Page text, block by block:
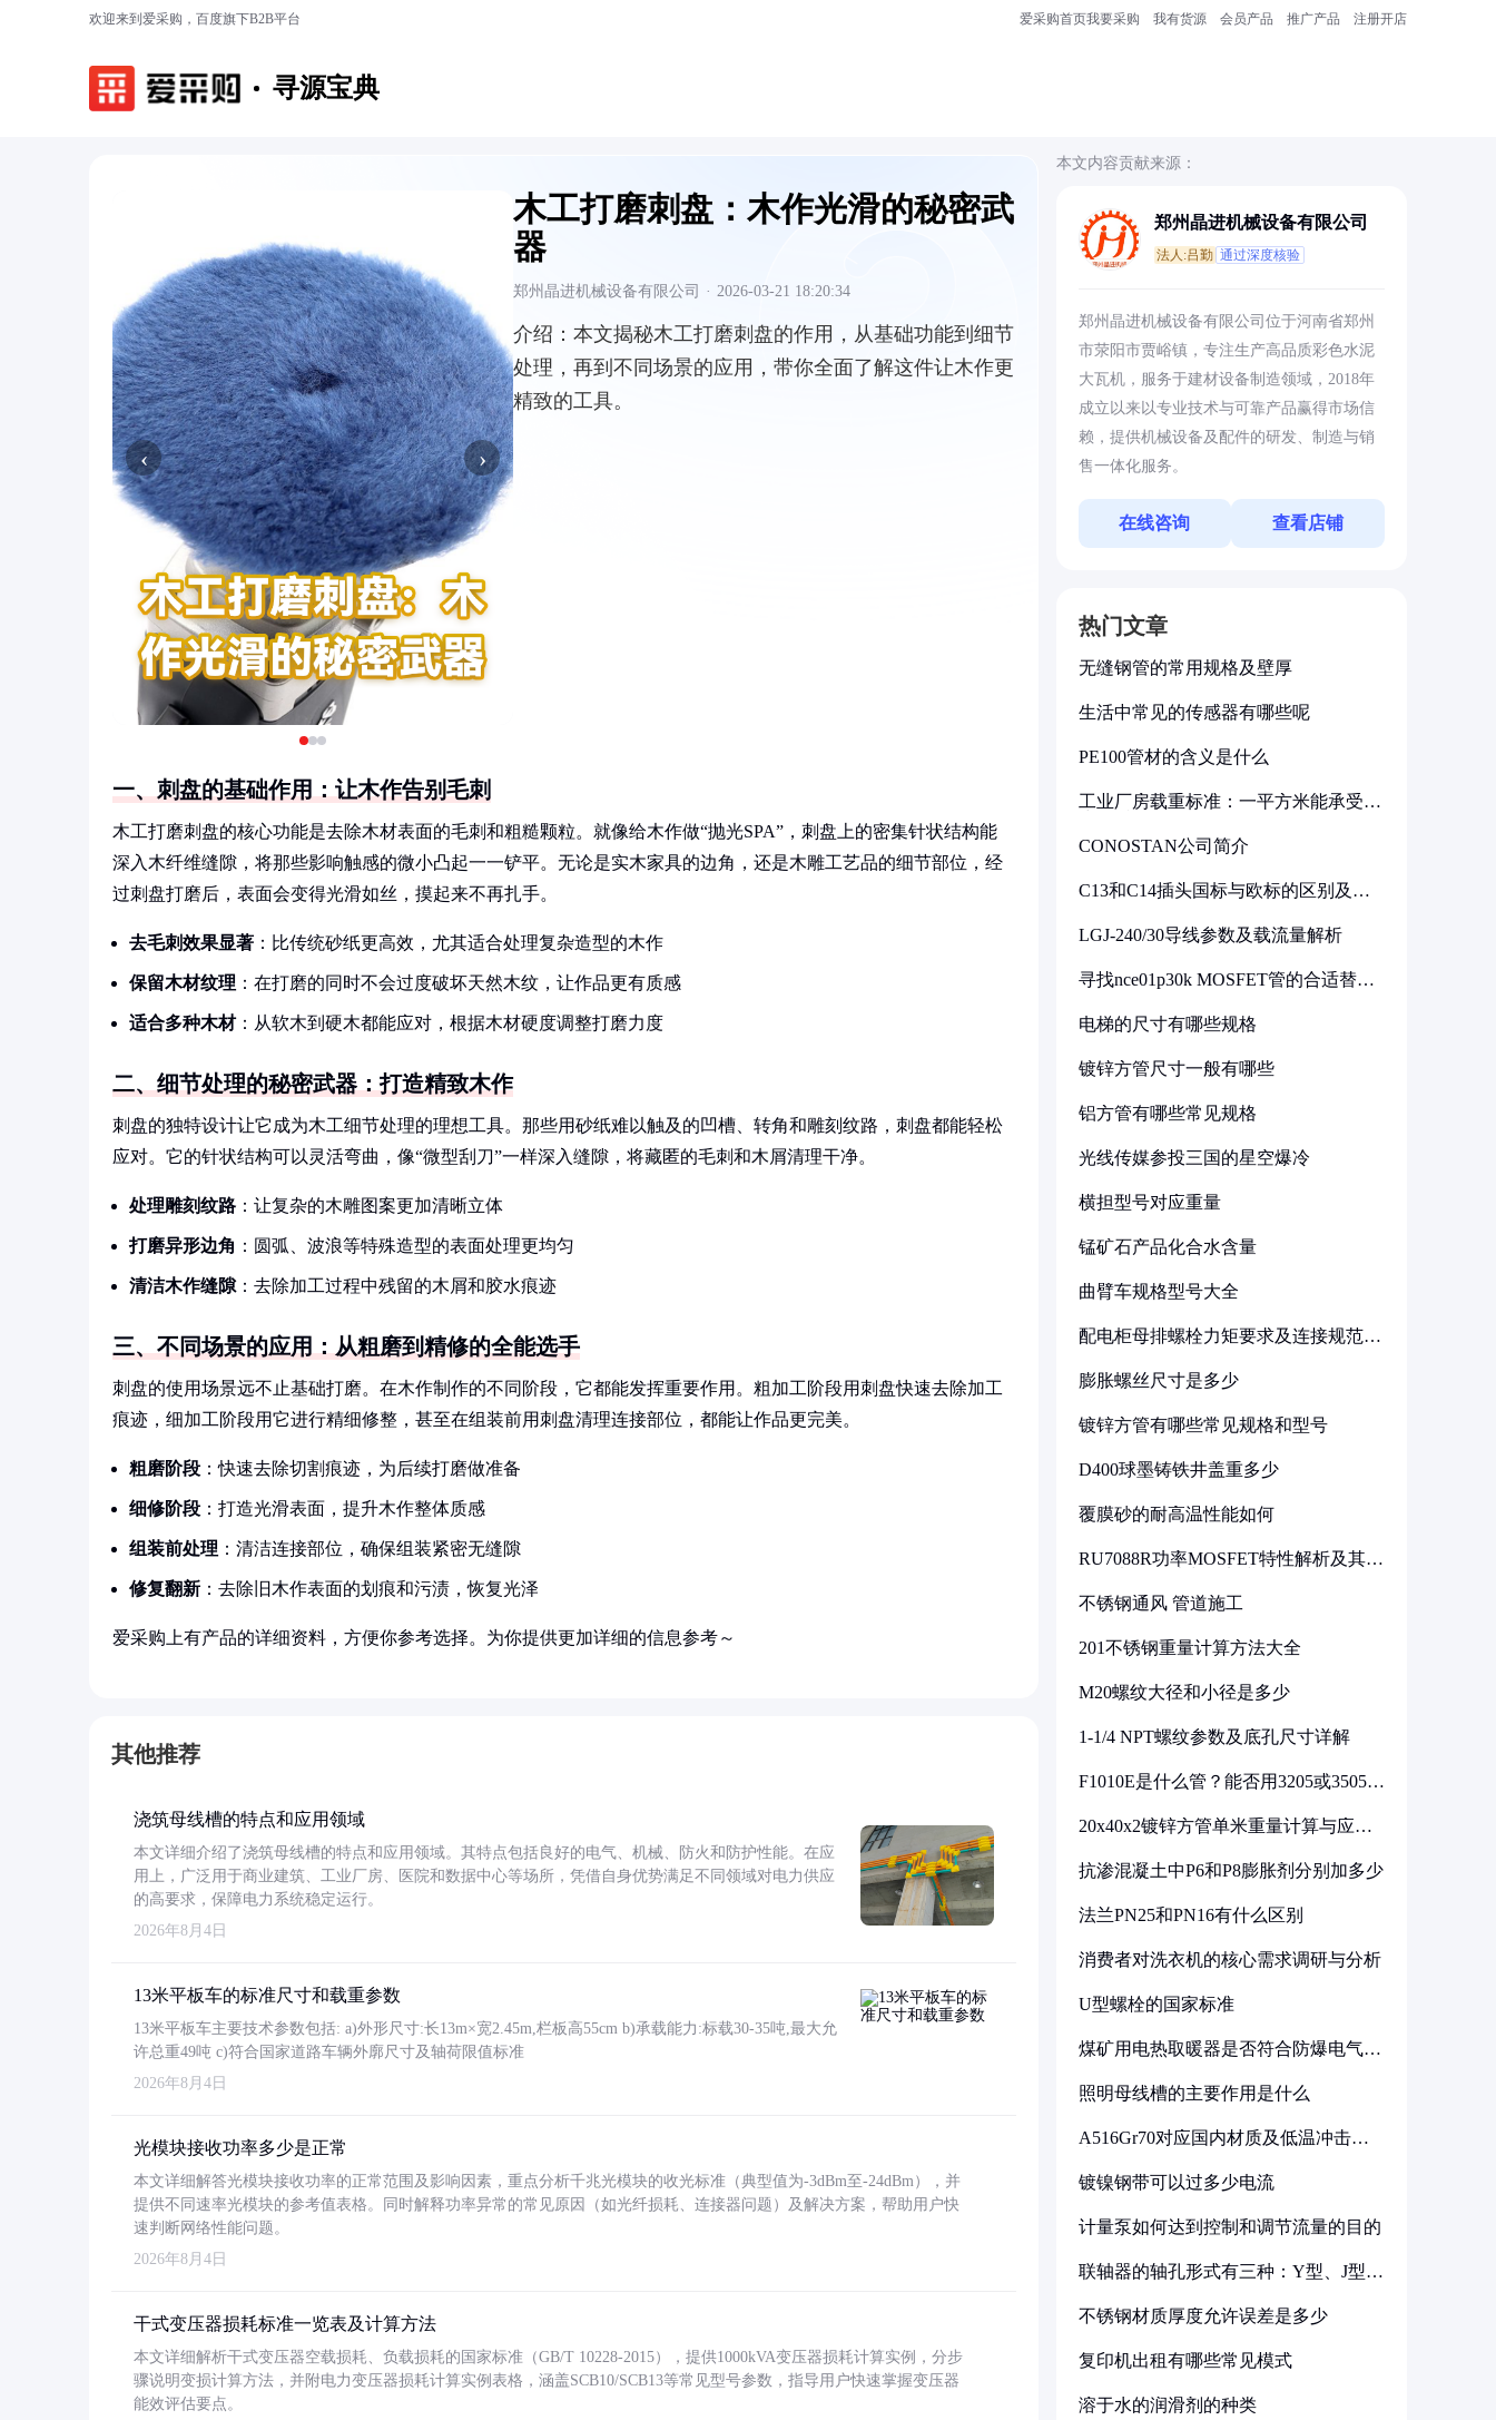
欢迎来到爱采购，百度旗下B2B平台 爱采购首页我要采购 我有货源 会员产品 推广产品 注册开店
寻源宝典
‹ ›
木工打磨刺盘：木作光滑的秘密武
器
郑州晶进机械设备有限公司 · 2026-03-21 18:20:34
介绍： 本文揭秘木工打磨刺盘的作用，从基础功能到细节
处理，再到不同场景的应用，带你全面了解这件让木作更
精致的工具。
一、刺盘的基础作用：让木作告别毛刺
木工打磨刺盘的核心功能是去除木材表面的毛刺和粗糙颗粒。就像给木作做“抛光SPA”，刺盘上的密集针状结构能
深入木纤维缝隙，将那些影响触感的微小凸起一一铲平。无论是实木家具的边角，还是木雕工艺品的细节部位，经
过刺盘打磨后，表面会变得光滑如丝，摸起来不再扎手。
去毛刺效果显著 ：比传统砂纸更高效，尤其适合处理复杂造型的木作
保留木材纹理 ：在打磨的同时不会过度破坏天然木纹，让作品更有质感
适合多种木材：从软木到硬木都能应对，根据木材硬度调整打磨力度
二、细节处理的秘密武器：打造精致木作
刺盘的独特设计让它成为木工细节处理的理想工具。那些用砂纸难以触及的凹槽、转角和雕刻纹路，刺盘都能轻松
应对。它的针状结构可以灵活弯曲，像“微型刮刀”一样深入缝隙，将藏匿的毛刺和木屑清理干净。
处理雕刻纹路 ：让复杂的木雕图案更加清晰立体
打磨异形边角 ：圆弧、波浪等特殊造型的表面处理更均匀
清洁木作缝隙：去除加工过程中残留的木屑和胶水痕迹
三、不同场景的应用：从粗磨到精修的全能选手
刺盘的使用场景远不止基础打磨。在木作制作的不同阶段，它都能发挥重要作用。粗加工阶段用刺盘快速去除加工
痕迹，细加工阶段用它进行精细修整，甚至在组装前用刺盘清理连接部位，都能让作品更完美。
粗磨阶段 ：快速去除切割痕迹，为后续打磨做准备
细修阶段 ：打造光滑表面，提升木作整体质感
组装前处理 ：清洁连接部位，确保组装紧密无缝隙
修复翻新 ：去除旧木作表面的划痕和污渍，恢复光泽
爱采购上有产品的详细资料，方便你参考选择。为你提供更加详细的信息参考～
其他推荐
浇筑母线槽的特点和应用领域
本文详细介绍了浇筑母线槽的特点和应用领域。其特点包括良好的电气、机械、防火和防护性能。在应
用上，广泛用于商业建筑、工业厂房、医院和数据中心等场所，凭借自身优势满足不同领域对电力供应
的高要求，保障电力系统稳定运行。
2026年8月4日
13米平板车的标准尺寸和载重参数
13米平板车主要技术参数包括: a)外形尺寸:长13m×宽2.45m,栏板高55cm b)承载能力:标载30-35吨,最大允
许总重49吨 c)符合国家道路车辆外廓尺寸及轴荷限值标准
2026年8月4日
光模块接收功率多少是正常
本文详细解答光模块接收功率的正常范围及影响因素，重点分析千兆光模块的收光标准（典型值为-3dBm至-24dBm），并
提供不同速率光模块的参考值表格。同时解释功率异常的常见原因（如光纤损耗、连接器问题）及解决方案，帮助用户快
速判断网络性能问题。
2026年8月4日
干式变压器损耗标准一览表及计算方法
本文详细解析干式变压器空载损耗、负载损耗的国家标准（GB/T 10228-2015），提供1000kVA变压器损耗计算实例，分步
骤说明变损计算方法，并附电力变压器损耗计算实例表格，涵盖SCB10/SCB13等常见型号参数，指导用户快速掌握变压器
能效评估要点。
本文内容贡献来源：
郑州晶进机械设备有限公司
法人:吕勤 通过深度核验
郑州晶进机械设备有限公司位于河南省郑州
市荥阳市贾峪镇，专注生产高品质彩色水泥
大瓦机，服务于建材设备制造领域，2018年
成立以来以专业技术与可靠产品赢得市场信
赖，提供机械设备及配件的研发、制造与销
售一体化服务。
在线咨询 查看店铺
热门文章
无缝钢管的常用规格及壁厚
生活中常见的传感器有哪些呢
PE100管材的含义是什么
工业厂房载重标准：一平方米能承受多
CONOSTAN公司简介
C13和C14插头国标与欧标的区别及其
LGJ-240/30导线参数及载流量解析
寻找nce01p30k MOSFET管的合适替代
电梯的尺寸有哪些规格
镀锌方管尺寸一般有哪些
铝方管有哪些常见规格
光线传媒参投三国的星空爆冷
横担型号对应重量
锰矿石产品化合水含量
曲臂车规格型号大全
配电柜母排螺栓力矩要求及连接规范详
膨胀螺丝尺寸是多少
镀锌方管有哪些常见规格和型号
D400球墨铸铁井盖重多少
覆膜砂的耐高温性能如何
RU7088R功率MOSFET特性解析及其在
不锈钢通风 管道施工
201不锈钢重量计算方法大全
M20螺纹大径和小径是多少
1-1/4 NPT螺纹参数及底孔尺寸详解
F1010E是什么管？能否用3205或3505代
20x40x2镀锌方管单米重量计算与应用
抗渗混凝土中P6和P8膨胀剂分别加多少
法兰PN25和PN16有什么区别
消费者对洗衣机的核心需求调研与分析
U型螺栓的国家标准
煤矿用电热取暖器是否符合防爆电气设
照明母线槽的主要作用是什么
A516Gr70对应国内材质及低温冲击要
镀镍钢带可以过多少电流
计量泵如何达到控制和调节流量的目的
联轴器的轴孔形式有三种：Y型、J型、
不锈钢材质厚度允许误差是多少
复印机出租有哪些常见模式
溶于水的润滑剂的种类